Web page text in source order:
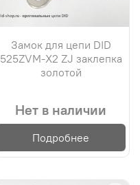
Замок для цепи DID
525ZVM-X2 ZJ заклепка
золотой
Нет в наличии
Подробнее